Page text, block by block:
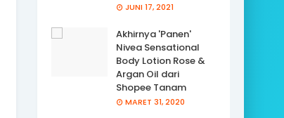
JUNI 17, 2021
Akhirnya 'Panen'
Nivea Sensational
Body Lotion Rose &
Argan Oil dari
Shopee Tanam
MARET 31, 2020